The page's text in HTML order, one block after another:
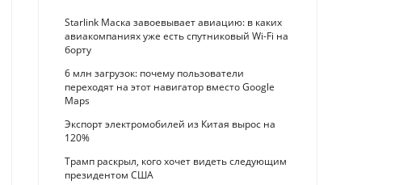
Starlink Маска завоевывает авиацию: в каких
авиакомпаниях уже есть спутниковый Wi-Fi на
борту
6 млн загрузок: почему пользователи
переходят на этот навигатор вместо Google
Maps
Экспорт электромобилей из Китая вырос на
120%
Трамп раскрыл, кого хочет видеть следующим
президентом США